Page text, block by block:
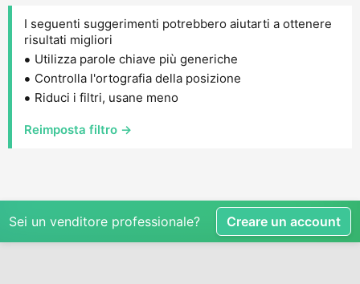
I seguenti suggerimenti potrebbero aiutarti a ottenere
risultati migliori
Utilizza parole chiave più generiche
Controlla l'ortografia della posizione
Riduci i filtri, usane meno
Reimposta filtro →
Sei un venditore professionale? Creare un account